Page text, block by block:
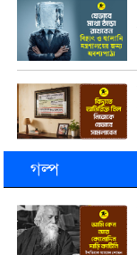
গল্প